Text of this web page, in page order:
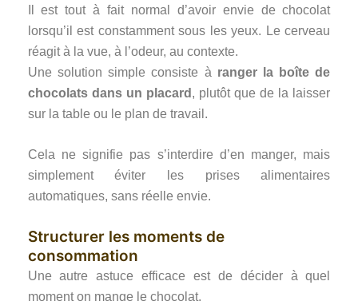
Il est tout à fait normal d’avoir envie de chocolat
lorsqu’il est constamment sous les yeux. Le cerveau
réagit à la vue, à l’odeur, au contexte.
Une solution simple consiste à ranger la boîte de
chocolats dans un placard , plutôt que de la laisser
sur la table ou le plan de travail.
Cela ne signifie pas s’interdire d’en manger, mais
simplement éviter les prises alimentaires
automatiques, sans réelle envie.
Structurer les moments de
consommation
Une autre astuce efficace est de décider à quel
moment on mange le chocolat.